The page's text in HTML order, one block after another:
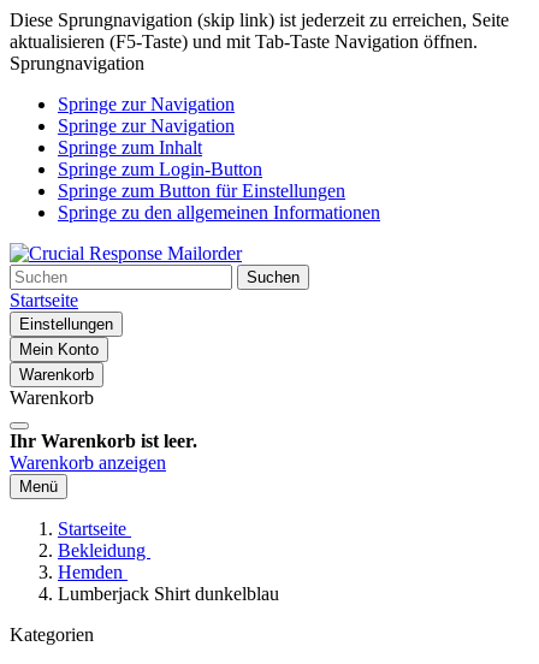
Diese Sprungnavigation (skip link) ist jederzeit zu erreichen, Seite
aktualisieren (F5-Taste) und mit Tab-Taste Navigation öffnen.
Sprungnavigation
Springe zur Navigation
Springe zur Navigation
Springe zum Inhalt
Springe zum Login-Button
Springe zum Button für Einstellungen
Springe zu den allgemeinen Informationen
Suchen
Startseite
Einstellungen
Mein Konto
Warenkorb
Warenkorb
Ihr Warenkorb ist leer.
Warenkorb anzeigen
Menü
Startseite
Bekleidung
Hemden
Lumberjack Shirt dunkelblau
Kategorien